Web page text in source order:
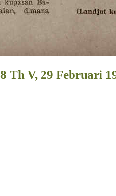
Th V, 29 Februari